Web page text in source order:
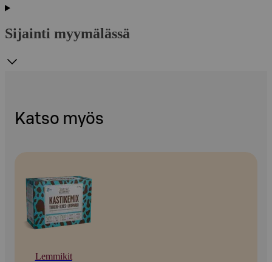
Sijainti myymälässä
Katso myös
Lemmikit